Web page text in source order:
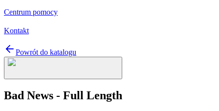
Centrum pomocy
Kontakt
Powrót do katalogu
Bad News - Full Length